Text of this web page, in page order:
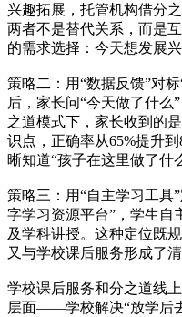
兴趣拓展，托管机构借分
两者不是替代关系，而是
的需求选择：今天想发展
策略二：用“数据反馈”对
后，家长问“今天做了什么
之道模式下，家长收到的
识点，正确率从65%提升
晰知道“孩子在这里做了什
策略三：用“自主学习工具
字学习资源平台”，学生自
及学科讲授。这种定位既
又与学校课后服务形成了
学校课后服务和分之道线
层面——学校解决“放学后